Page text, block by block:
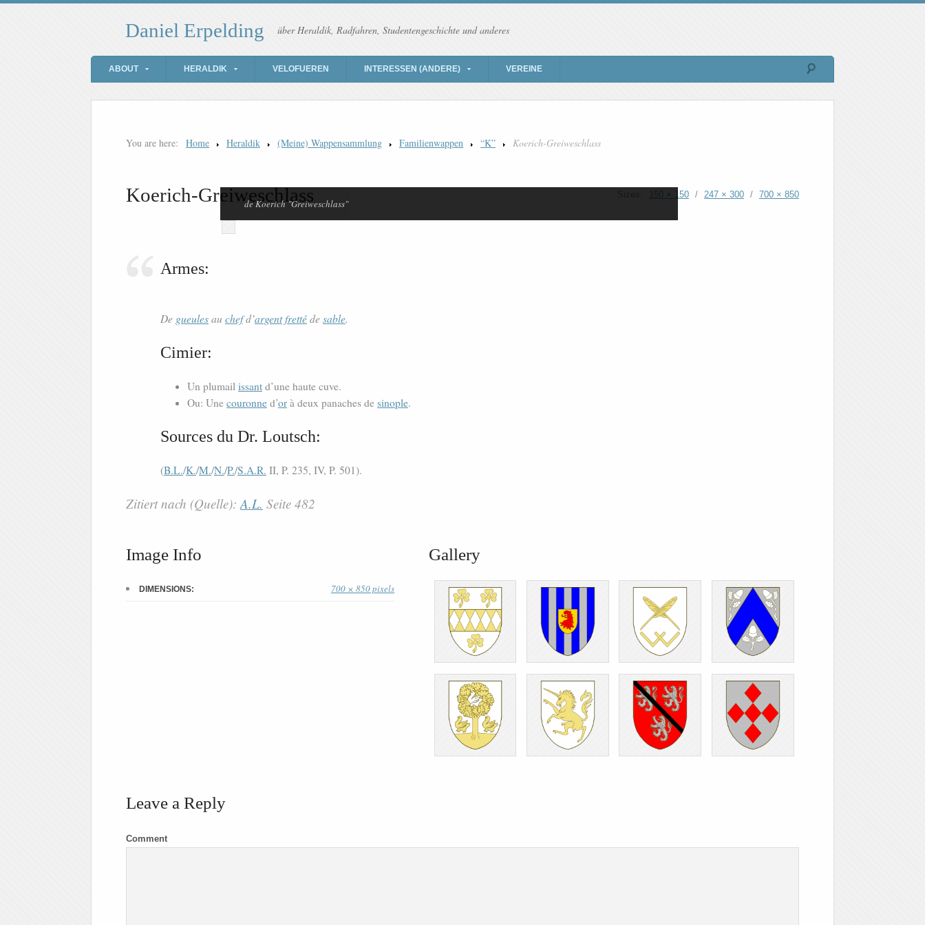
Daniel Erpelding über Heraldik, Radfahren, Studentengeschichte und anderes
ABOUT HERALDIK VELOFUEREN INTERESSEN (ANDERE) VEREINE
You are here: Home Heraldik (Meine) Wappensammlung Familienwappen “K” Koerich-Greiweschlass
Koerich-Greiweschlass 150 × 150 / 247 × 300 / 700 × 850
de Koerich "Greiweschlass"
Armes:
De gueulesau chefd’argentfrettédesable.
Cimier:
Un plumail issant d’une haute cuve.
Ou: Une couronne d’or à deux panaches de sinople.
Sources du Dr. Loutsch:
(B.L./K./M./N./P./S.A.R. II, P. 235, IV, P. 501).
Zitiert nach (Quelle):A.L. Seite 482
Image Info
DIMENSIONS: 700 × 850 pixels
Gallery
Leave a Reply
Comment